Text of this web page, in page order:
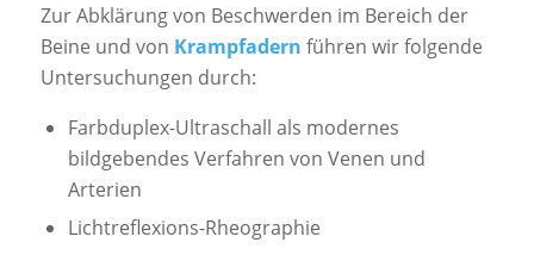
Zur Abklärung von Beschwerden im Bereich der
Beine und von Krampfadern führen wir folgende
Untersuchungen durch:
Farbduplex-Ultraschall als modernes
bildgebendes Verfahren von Venen und
Arterien
Lichtreflexions-Rheographie